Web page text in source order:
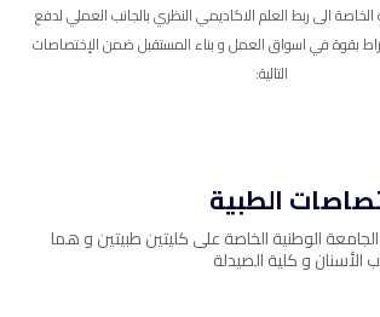
الى ربط العلم الاكاديمي النظري بالجانب العملي لدفع
بقوة في اسواق العمل و بناء المستقبل ضمن الإختصاصات
التالية:
الطبية
الوطنية الخاصة على كليتين طبيتين و هما
الأسنان و كلية الصيدلة